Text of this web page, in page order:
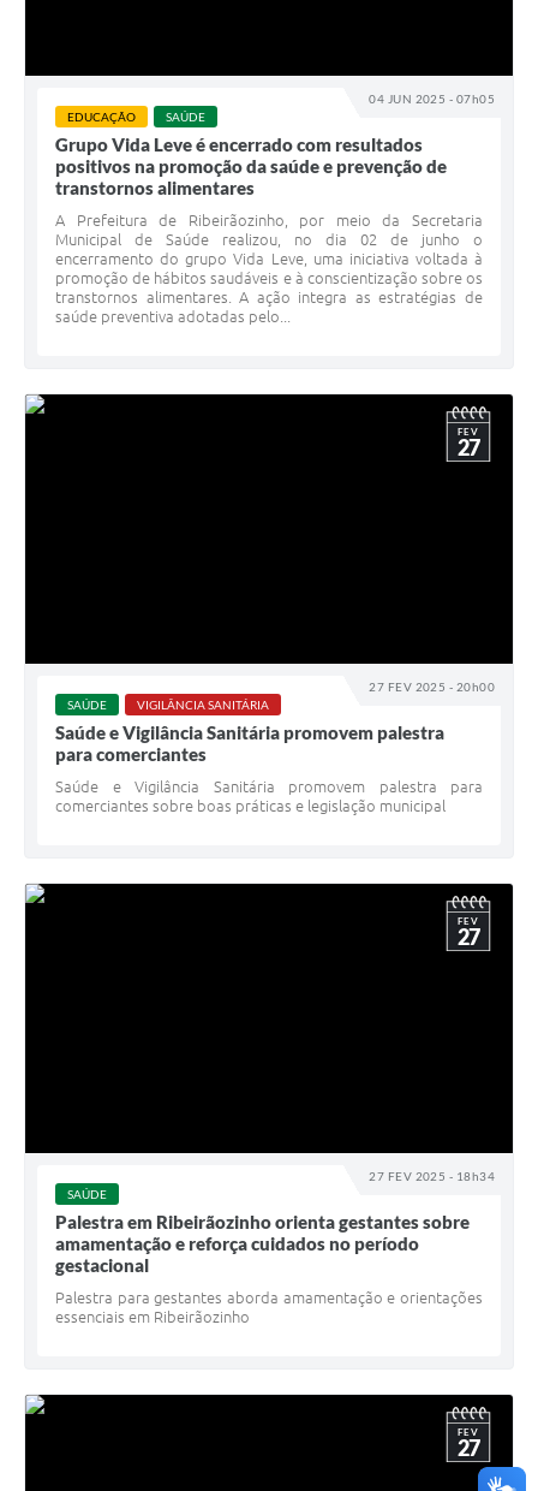
04 JUN 2025 - 07h05
EDUCAÇÃO SAÚDE
Grupo Vida Leve é encerrado com resultados
positivos na promoção da saúde e prevenção de
transtornos alimentares
A Prefeitura de Ribeirãozinho, por meio da Secretaria
Municipal de Saúde realizou, no dia 02 de junho o
encerramento do grupo Vida Leve, uma iniciativa voltada à
promoção de hábitos saudáveis e à conscientização sobre os
transtornos alimentares. A ação integra as estratégias de
saúde preventiva adotadas pelo...
27 FEV 2025 - 20h00
FEV
27
SAÚDE VIGILÂNCIA SANITÁRIA
Saúde e Vigilância Sanitária promovem palestra
para comerciantes
Saúde e Vigilância Sanitária promovem palestra para
comerciantes sobre boas práticas e legislação municipal
27 FEV 2025 - 18h34
FEV
27
SAÚDE
Palestra em Ribeirãozinho orienta gestantes sobre
amamentação e reforça cuidados no período
gestacional
Palestra para gestantes aborda amamentação e orientações
essenciais em Ribeirãozinho
FEV
27